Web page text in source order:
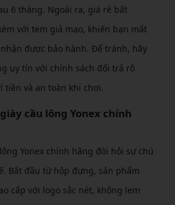
6 tháng. Ngoài ra, giá rẻ bất
với tem giả mạo, khiến bạn mất
được bảo hành. Để tránh, hãy
uy tín với chính sách đổi trả rõ
tiền và an toàn khi chơi.
cầu lông Yonex chính
Yonex chính hãng đòi hỏi sự chú
Bắt đầu từ hộp đựng, sản phẩm
cấp với logo sắc nét, không lem